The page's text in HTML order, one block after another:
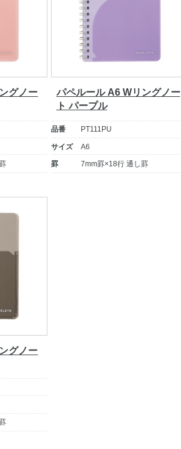
グノー
パペルール A6 Wリングノー
ト パープル
品番 PT111PU
サイズ A6
罫 7mm罫×18行 通し罫
グノー